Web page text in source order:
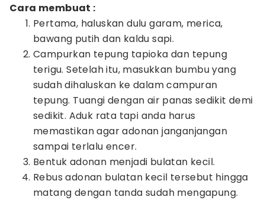
Cara membuat :
Pertama, haluskan dulu garam, merica,
bawang putih dan kaldu sapi.
Campurkan tepung tapioka dan tepung
terigu. Setelah itu, masukkan bumbu yang
sudah dihaluskan ke dalam campuran
tepung. Tuangi dengan air panas sedikit demi
sedikit. Aduk rata tapi anda harus
memastikan agar adonan janganjangan
sampai terlalu encer.
Bentuk adonan menjadi bulatan kecil.
Rebus adonan bulatan kecil tersebut hingga
matang dengan tanda sudah mengapung.